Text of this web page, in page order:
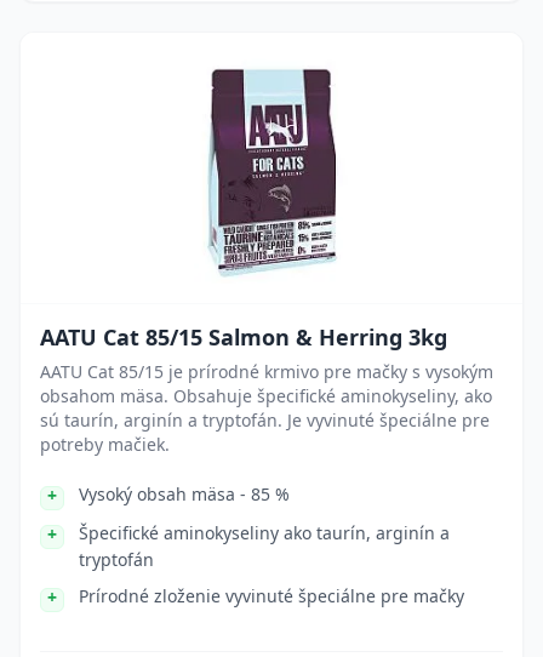
AATU Cat 85/15 Salmon & Herring 3kg
AATU Cat 85/15 je prírodné krmivo pre mačky s vysokým
obsahom mäsa. Obsahuje špecifické aminokyseliny, ako
sú taurín, arginín a tryptofán. Je vyvinuté špeciálne pre
potreby mačiek.
Vysoký obsah mäsa - 85 %
Špecifické aminokyseliny ako taurín, arginín a
tryptofán
Prírodné zloženie vyvinuté špeciálne pre mačky